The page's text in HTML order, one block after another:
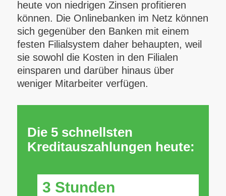
heute von niedrigen Zinsen profitieren
können. Die Onlinebanken im Netz können
sich gegenüber den Banken mit einem
festen Filialsystem daher behaupten, weil
sie sowohl die Kosten in den Filialen
einsparen und darüber hinaus über
weniger Mitarbeiter verfügen.
Die 5 schnellsten
Kreditauszahlungen heute:
3 Stunden